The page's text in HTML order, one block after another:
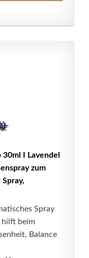
30ml I Lavendel
zum
Spray
hilft beim
Balance